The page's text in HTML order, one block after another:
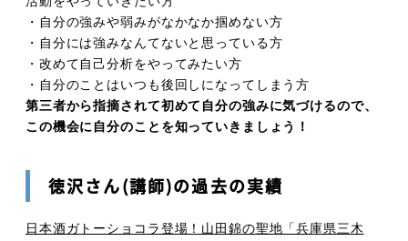
・自分の強みや弱みがなかなか掴めない方
・自分には強みなんてないと思っている方
・改めて自己分析をやってみたい方
・自分のことはいつも後回しになってしまう方
第三者から指摘されて初めて自分の強みに気づけるので、
この機会に自分のことを知っていきましょう！
徳沢さん(講師)の過去の実績
日本酒ガトーショコラ登場！山田錦の聖地「兵庫県三木